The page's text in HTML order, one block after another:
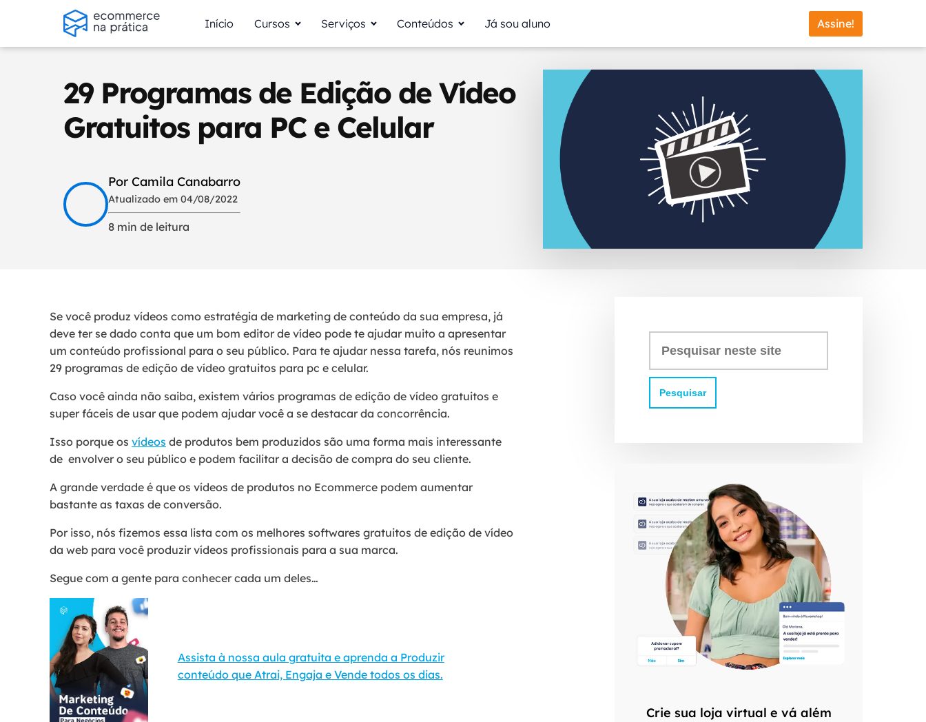
Início Cursos Serviços Conteúdos Já sou aluno Assine!
29 Programas de Edição de Vídeo
Gratuitos para PC e Celular
Por Camila Canabarro
Atualizado em 04/08/2022
8 min de leitura
Se você produz vídeos como estratégia de marketing de conteúdo da sua empresa, já
deve ter se dado conta que um bom editor de vídeo pode te ajudar muito a apresentar
um conteúdo profissional para o seu público. Para te ajudar nessa tarefa, nós reunimos
29 programas de edição de vídeo gratuitos para pc e celular.
Caso você ainda não saiba, existem vários programas de edição de vídeo gratuitos e
super fáceis de usar que podem ajudar você a se destacar da concorrência.
Isso porque os vídeos de produtos bem produzidos são uma forma mais interessante
de envolver o seu público e podem facilitar a decisão de compra do seu cliente.
A grande verdade é que os vídeos de produtos no Ecommerce podem aumentar
bastante as taxas de conversão.
Por isso, nós fizemos essa lista com os melhores softwares gratuitos de edição de vídeo
da web para você produzir vídeos profissionais para a sua marca.
Segue com a gente para conhecer cada um deles…
Assista à nossa aula gratuita e aprenda a Produzir
conteúdo que Atrai, Engaja e Vende todos os dias.
neste
site:
Crie sua loja virtual e vá além